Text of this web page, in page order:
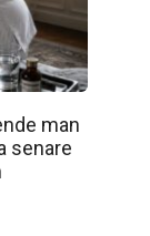
man
senare